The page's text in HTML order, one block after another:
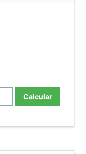
Calcular